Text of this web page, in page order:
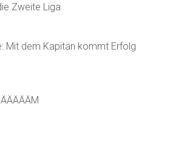
Zweite Liga
Mit dem Kapitän kommt Erfolg